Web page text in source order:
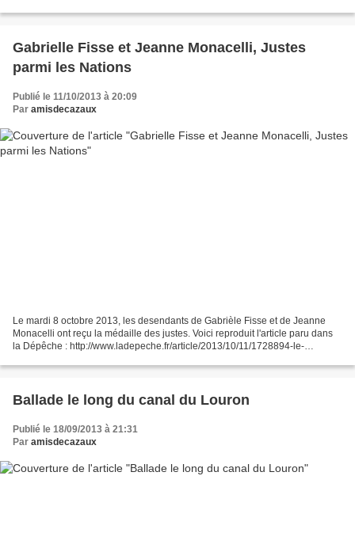
Gabrielle Fisse et Jeanne Monacelli, Justes
parmi les Nations
Publié le 11/10/2013 à 20:09
Par amisdecazaux
Le mardi 8 octobre 2013, les desendants de Gabrièle Fisse et de Jeanne
Monacelli ont reçu la médaille des justes. Voici reproduit l'article paru dans
la Dépêche : http://www.ladepeche.fr/article/2013/10/11/1728894-le-
Ballade le long du canal du Louron
Publié le 18/09/2013 à 21:31
Par amisdecazaux